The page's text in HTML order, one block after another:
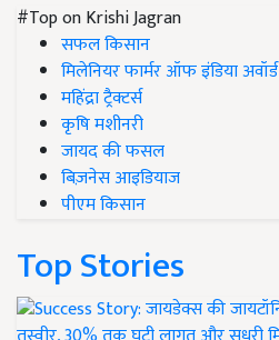
#Top on Krishi Jagran
सफल किसान
मिलेनियर फार्मर ऑफ इंडिया अवॉर्ड
महिंद्रा ट्रैक्टर्स
कृषि मशीनरी
जायद की फसल
बिज़नेस आइडियाज
पीएम किसान
Top Stories